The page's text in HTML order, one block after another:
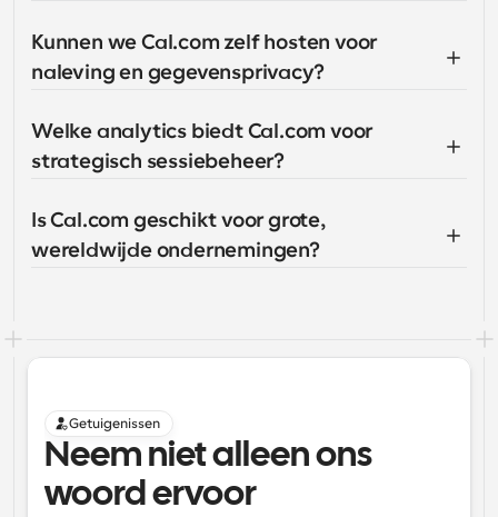
Kunnen we Cal.com zelf hosten voor
naleving en gegevensprivacy?
Welke analytics biedt Cal.com voor
strategisch sessiebeheer?
Is Cal.com geschikt voor grote,
wereldwijde ondernemingen?
Getuigenissen
Neem niet alleen ons
woord ervoor